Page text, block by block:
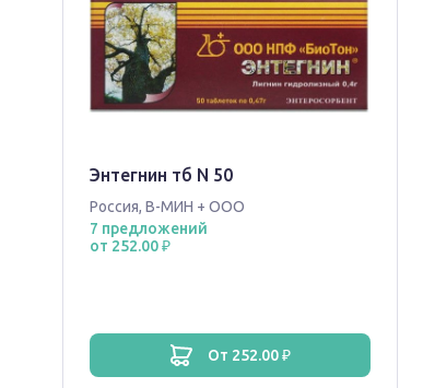
Энтегнин тб N 50
Россия, В-МИН + ООО
7 предложений
от 252.00 ₽
от 252.00 ₽